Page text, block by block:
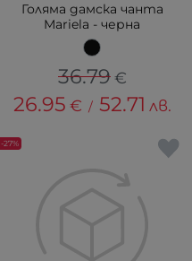
Голяма дамска чанта
Mariela - черна
36.79 €
26.95 € / 52.71 лв.
-27%